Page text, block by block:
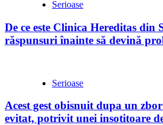
Serioase
De ce este Clinica Hereditas din
răspunsuri înainte să devină
Serioase
Acest gest obisnuit dupa un
evitat, potrivit unei insotitoare